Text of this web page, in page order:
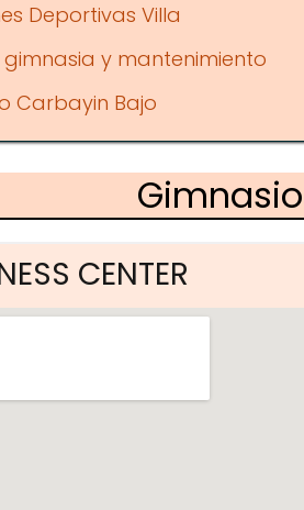
Deportivas Villa
y mantenimiento
Carbayin Bajo
CENTER